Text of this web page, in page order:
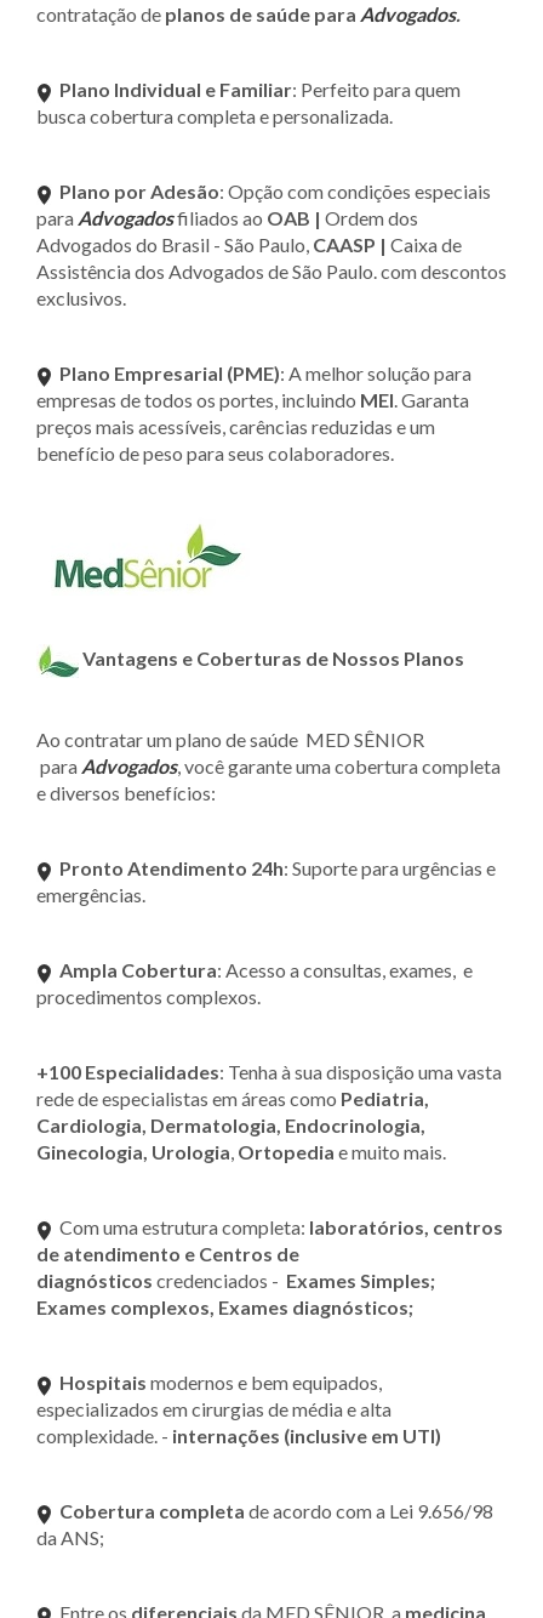
contratação de planos de saúde para Advogados.
Plano Individual e Familiar: Perfeito para quem
busca cobertura completa e personalizada.
Plano por Adesão: Opção com condições especiais
para Advogadosfiliados ao OAB | Ordem dos
Advogados do Brasil - São Paulo, CAASP | Caixa de
Assistência dos Advogados de São Paulo. com descontos
exclusivos.
Plano Empresarial (PME): A melhor solução para
empresas de todos os portes, incluindo MEI. Garanta
preços mais acessíveis, carências reduzidas e um
benefício de peso para seus colaboradores.
Vantagens e Coberturas de Nossos Planos
Ao contratar um plano de saúde MED SÊNIOR
para Advogados, você garante uma cobertura completa
e diversos benefícios:
Pronto Atendimento 24h: Suporte para urgências e
emergências.
Ampla Cobertura: Acesso a consultas, exames, e
procedimentos complexos.
+100 Especialidades: Tenha à sua disposição uma vasta
rede de especialistas em áreas como Pediatria,
Cardiologia, Dermatologia, Endocrinologia,
Ginecologia, Urologia, Ortopedia e muito mais.
Com uma estrutura completa: laboratórios, centros
de atendimento e Centros de
diagnósticos credenciados - Exames Simples;
Exames complexos, Exames diagnósticos;
Hospitais modernos e bem equipados,
especializados em cirurgias de média e alta
complexidade. - internações (inclusive em UTI)
Cobertura completa de acordo com a Lei 9.656/98
da ANS;
Entre os diferenciais da MED SÊNIOR, a medicina